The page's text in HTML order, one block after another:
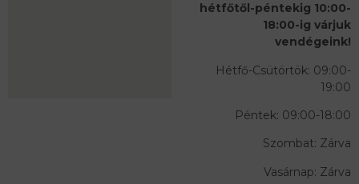
hétfőtől-péntekig 10:00-
18:00-ig várjuk
vendégeink!
Hétfő-Csütörtök: 09:00-
19:00
Péntek: 09:00-18:00
Szombat: Zárva
Vasárnap: Zárva